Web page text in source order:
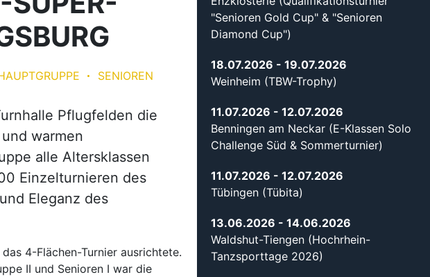
SENIOREN
Pflugfelden die
warmen
alle Altersklassen
Einzelturnieren des
Eleganz des
4-Flächen-Turnier ausrichtete.
II und Senioren I war die
"Senioren Gold Cup" & "Senioren
Diamond Cup")
18.07.2026 - 19.07.2026
Weinheim (TBW-Trophy)
11.07.2026 - 12.07.2026
Benningen am Neckar (E-Klassen Solo
Challenge Süd & Sommerturnier)
11.07.2026 - 12.07.2026
Tübingen (Tübita)
13.06.2026 - 14.06.2026
Waldshut-Tiengen (Hochrhein-
Tanzsporttage 2026)